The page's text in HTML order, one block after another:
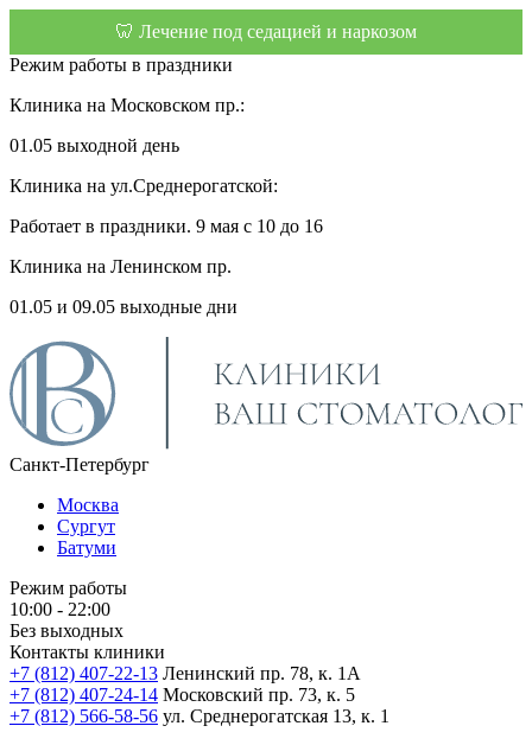
🦷 Лечение под седацией и наркозом
Режим работы в праздники
Клиника на Московском пр.:
01.05 выходной день
Клиника на ул.Среднерогатской:
Работает в праздники. 9 мая с 10 до 16
Клиника на Ленинском пр.
01.05 и 09.05 выходные дни
Санкт-Петербург
Москва
Сургут
Батуми
Режим работы
10:00 - 22:00
Без выходных
Контакты клиники
+7 (812) 407-22-13 Ленинский пр. 78, к. 1А
+7 (812) 407-24-14 Московский пр. 73, к. 5
+7 (812) 566-58-56 ул. Среднерогатская 13, к. 1